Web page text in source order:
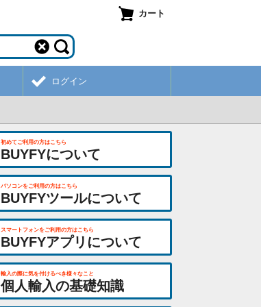
カート
ログイン
初めてご利用の方はこちら
BUYFYについて
パソコンをご利用の方はこちら
BUYFYツールについて
スマートフォンをご利用の方はこちら
BUYFYアプリについて
輸入の際に気を付けるべき様々なこと
個人輸入の基礎知識